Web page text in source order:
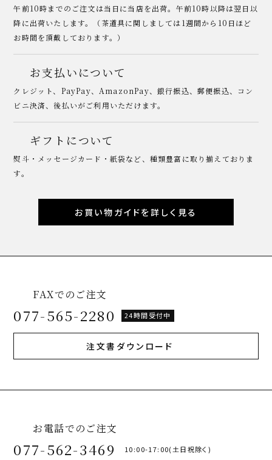
午前10時までのご注文は当日に当店を出荷。午前10時以降は翌日以
降に出荷いたします。（茶道具に関しましては1週間から10日ほど
お時間を頂戴しております。）
お支払いについて
クレジット、PayPay、AmazonPay、銀行振込、郵便振込、コン
ビニ決済、後払いがご利用いただけます。
ギフトについて
熨斗・メッセージカード・紙袋など、種類豊富に取り揃えておりま
す。
お買い物ガイドを詳しく見る
FAXでのご注文
077-565-2280 24時間受付中
注文書ダウンロード
お電話でのご注文
077-562-3469 10:00-17:00(土日祝除く)